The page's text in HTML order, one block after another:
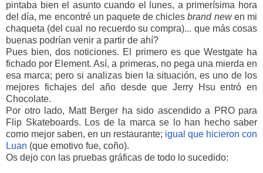
pintaba bien el asunto cuando el lunes, a primerísima hora
del día, me encontré un paquete de chiclesbrand newen mi
chaqueta (del cual no recuerdo su compra)... que más cosas
buenas podrían venir a partir de ahí?
Pues bien, dos noticiones. El primero es que Westgate ha
fichado por Element. Así, a primeras, no pega una mierda en
esa marca; pero si analizas bien la situación, es uno de los
mejores fichajes del año desde que Jerry Hsu entró en
Chocolate.
Por otro lado, Matt Berger ha sido ascendido a PRO para
Flip Skateboards. Los de la marca se lo han hecho saber
como mejor saben, en un restaurante; igual que hicieron con
Luan (que emotivo fue, coño).
Os dejo con las pruebas gráficas de todo lo sucedido: